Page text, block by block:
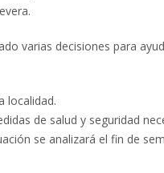
varias decisiones para
localidad.
de salud y seguridad
se analizará el fin de